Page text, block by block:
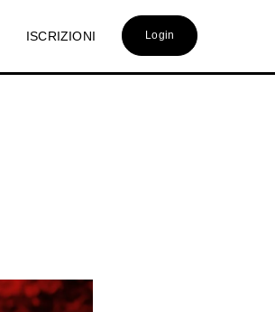
ISCRIZIONI Login